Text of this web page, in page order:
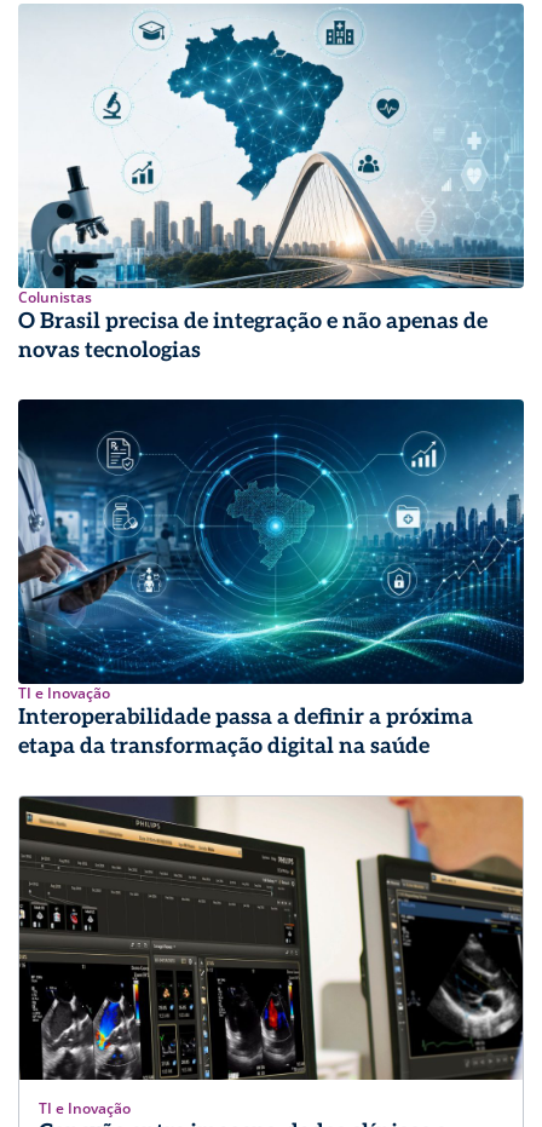
Colunistas
O Brasil precisa de integração e não apenas de
novas tecnologias
TI e Inovação
Interoperabilidade passa a definir a próxima
etapa da transformação digital na saúde
TI e Inovação